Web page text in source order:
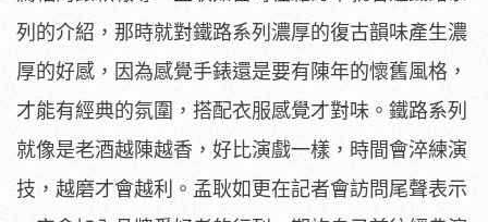
列的介紹，那時就對鐵路系列濃厚的復古韻味產生濃
厚的好感，因為感覺手錶還是要有陳年的懷舊風格，
才能有經典的氛圍，搭配衣服感覺才對味。鐵路系列
就像是老酒越陳越香，好比演戲一樣，時間會淬練演
技，越磨才會越利。孟耿如更在記者會訪問尾聲表示